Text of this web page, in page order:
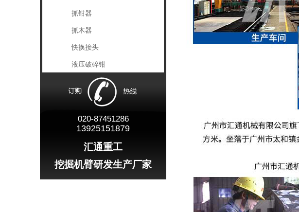
抓钳器
抓木器
快换接头
液压破碎钳
020-87451286
13925151879
汇通重工
挖掘机臂研发生产厂家